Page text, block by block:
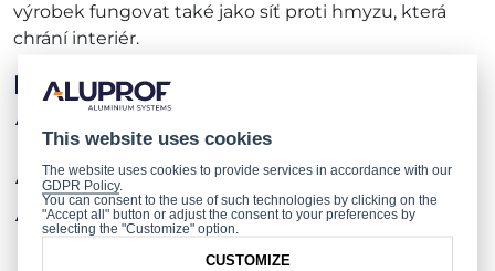
výrobek fungovat také jako síť proti hmyzu, která
chrání interiér.
Klíčové vlastnosti systému:
vyrobený z ohýbaného hliníkového plechu.
Dva nezávisle pracující pohony.
K dispozici jsou různé velikosti držáků, které
umožňují bezproblémové napojení na izolaci.
This website uses cookies
The website uses cookies to provide services in accordance with our
GDPR Policy.
You can consent to the use of such technologies by clicking on the
"Accept all" button or adjust the consent to your preferences by
selecting the "Customize" option.
CUSTOMIZE